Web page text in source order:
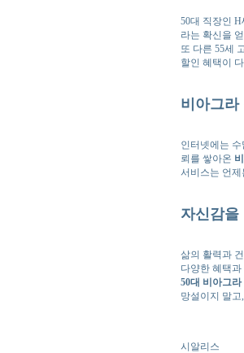
50대 직장인
라는 확신을
또 다른 55세
할인 혜택이
비아그라
인터넷에는 수
뢰를 쌓아온
서비스는 언
자신감을
삶의 활력과
다양한 혜택
50대 비아그라
망설이지 말고,
시알리스